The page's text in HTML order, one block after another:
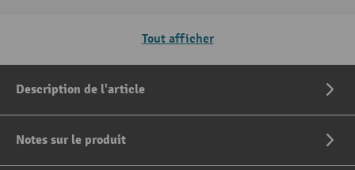
Tout afficher
Description de l'article
Notes sur le produit